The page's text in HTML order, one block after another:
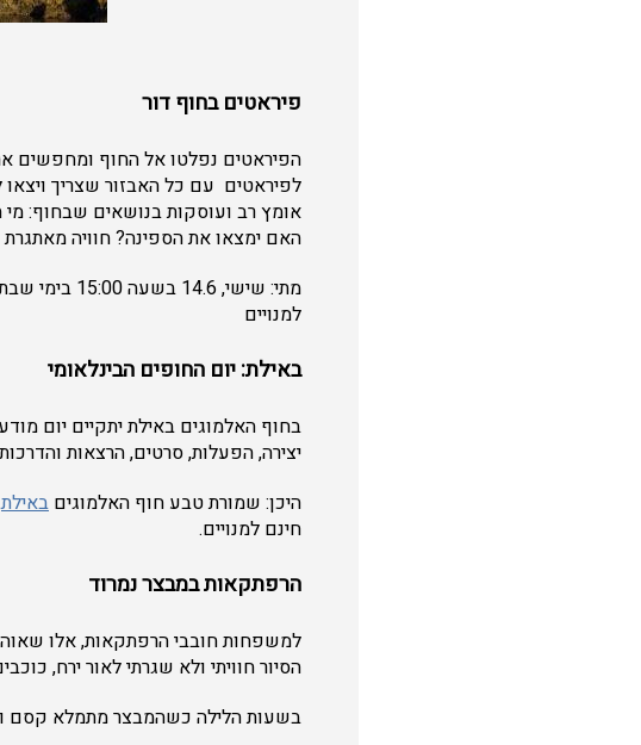
פיראטים בחוף דור
הפיראטים נפלטו אל החוף ומחפשים
לפיראטים עם כל האבזור שצריך
אומץ רב ועוסקות בנושאים שבחוף:
האם ימצאו את הספינה? חוויה
למנויים
באילת: יום החופים הבינלאומי
בחוף האלמוגים באילת יתקיים יום
יצירה, הפעלות, סרטים, הרצאות
היכן: שמורת טבע חוף האלמוגים באילת
חינם למנויים.
הרפתקאות במבצר נמרוד
למשפחות חובבי הרפתקאות, אלו
הסיור חוויתי ולא שגרתי לאור ירח,
בשעות הלילה כשהמבצר מתמלא קסם